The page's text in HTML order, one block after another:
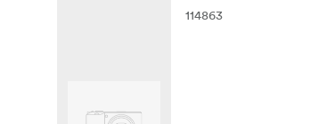
114863